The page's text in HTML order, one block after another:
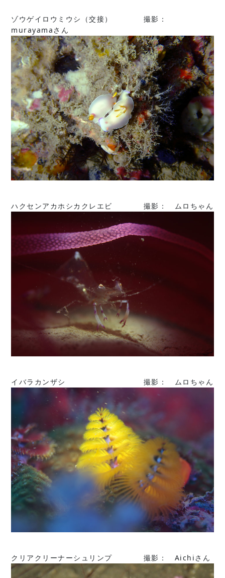
ゾウゲイロウミウシ（交接） 撮影：
murayamaさん
ハクセンアカホシカクレエビ 撮影： ムロちゃん
イバラカンザシ 撮影： ムロちゃん
クリアクリーナーシュリンプ 撮影： Aichiさん